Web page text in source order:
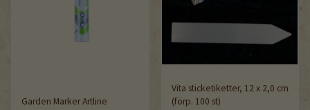
Garden Marker Artline
Vita sticketiketter, 12 x 2,0 cm
(förp. 100 st)